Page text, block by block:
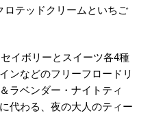
ロテッドクリームといちご
イボリーとスイーツ各4種
ンなどのフリーフロードリ
ラベンダー・ナイトティ
代わる、夜の大人のティー